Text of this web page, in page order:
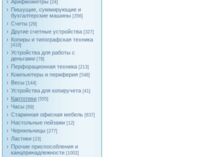
Арифмометры [24]
Пишущие, суммирующие и
бухгалтерские машины [356]
Счеты [29]
Другие счетные устройства [327]
Копиры и типографская техника
[419]
Устройства для работы с
деньгами [78]
Перфорационная техника [213]
Компьютеры и периферия [548]
Весы [144]
Устройства для копиручета [41]
Картотеки [555]
Часы [69]
Старинная офисная мебель [837]
Настольные пейзажи [12]
Чернильницы [277]
Ластики [23]
Прочие приспособления и
канцпринадлежности [1002]